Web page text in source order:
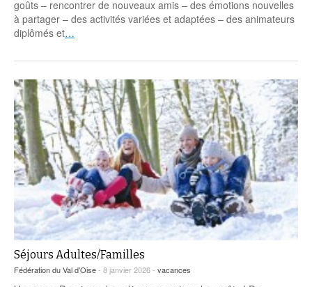
goûts – rencontrer de nouveaux amis – des émotions nouvelles
à partager – des activités variées et adaptées – des animateurs
diplômés et…
Séjours Adultes/Familles
Fédération du Val d’Oise- 8 janvier 2026 - vacances